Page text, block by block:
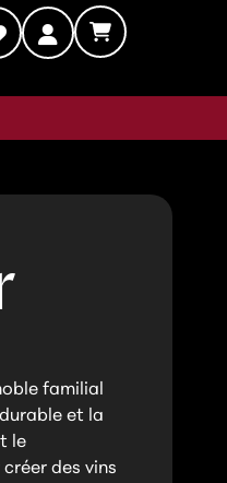
familial
et la
le
des vins